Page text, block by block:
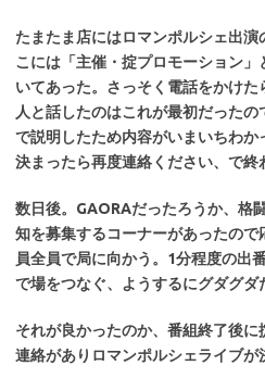
たまたま店にはロマンポルシェ出
こには「主催・掟プロモーション
いてあった。さっそく電話をかけ
人と話したのはこれが最初だった
で説明したため内容がいまいちわ
決まったら再度連絡ください、で終
数日後。GAORAだったろうか、格
知を募集するコーナーがあったの
員全員で局に向かう。1分程度の出
で場をつなぐ、ようするにグダグダ
それが良かったのか、番組終了後に
連絡がありロマンポルシェライブが